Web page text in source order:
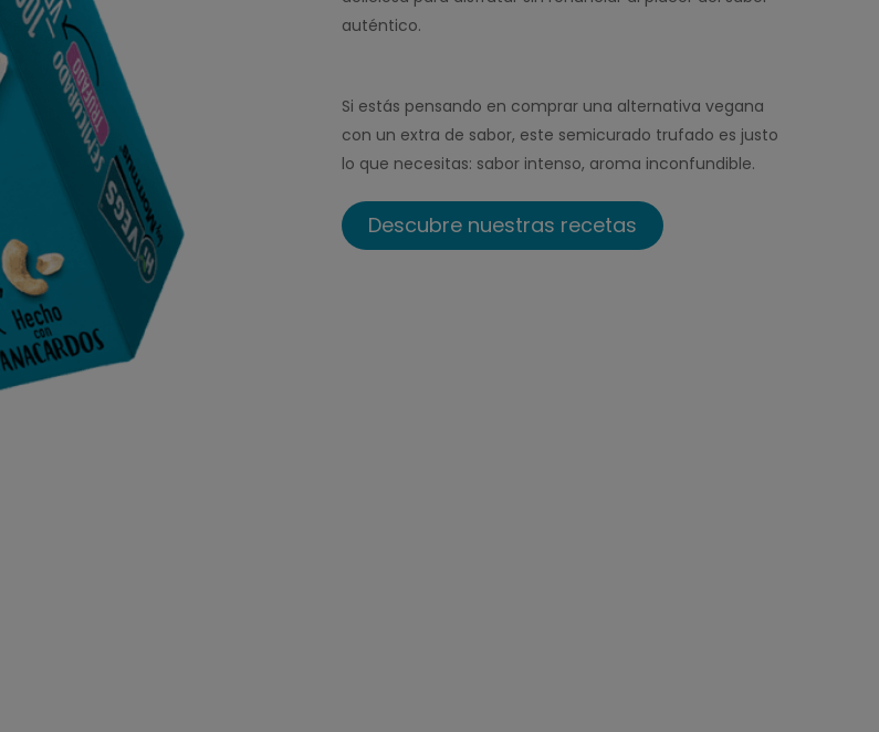
auténtico.
Si estás pensando en comprar una alternativa vegana
con un extra de sabor, este semicurado trufado es justo
lo que necesitas: sabor intenso, aroma inconfundible.
Descubre nuestras recetas